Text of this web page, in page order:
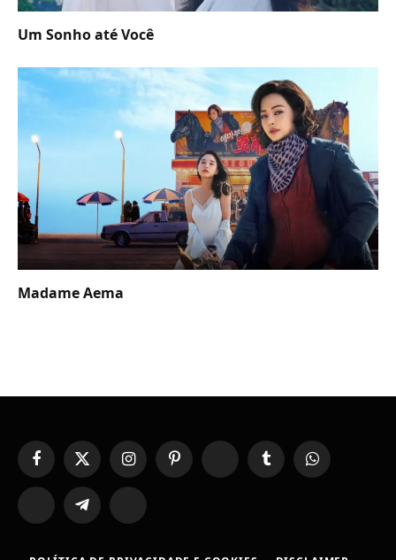
Um Sonho até Você
Madame Aema
FacebookX
(Twitter)
InstagramPinterest YouTubeTumblr WhatsApp
TikTok Telegram Threads